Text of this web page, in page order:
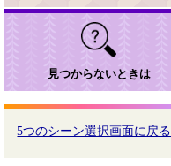
見つからないときは
5つのシーン選択画面に戻る